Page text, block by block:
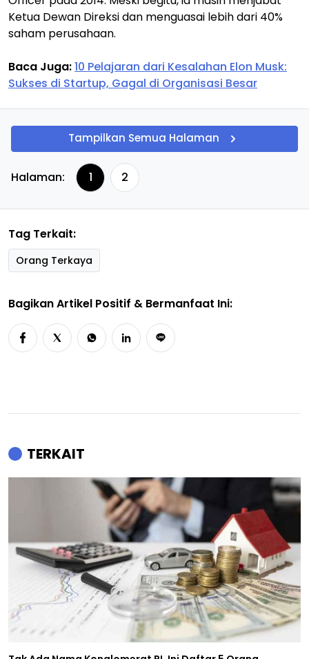
Ketua Dewan Direksi dan menguasai lebih dari 40%
saham perusahaan.
Baca Juga:10 Pelajaran dari Kesalahan Elon Musk:
Sukses di Startup, Gagal di Organisasi Besar
Tampilkan Semua Halaman
Halaman: 1 2
Tag Terkait:
Orang Terkaya
Bagikan Artikel Positif & Bermanfaat Ini:
TERKAIT